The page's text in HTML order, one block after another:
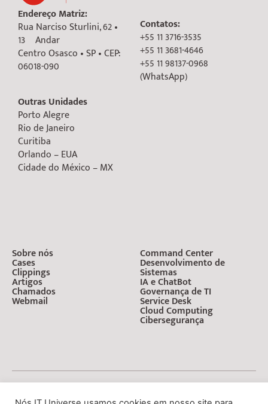
Endereço Matriz:
Rua Narciso Sturlini, 62 •
13º Andar
Centro Osasco • SP • CEP:
06018-090
Outras Unidades
Porto Alegre
Rio de Janeiro
Curitiba
Orlando – EUA
Cidade do México – MX
Contatos:
+55 11 3716-3535
+55 11 3681-4646
+55 11 98137-0968
(WhatsApp)
Sobre nós
Cases
Clippings
Artigos
Chamados
Webmail
Command Center
Desenvolvimento de
Sistemas
IA e ChatBot
Governança de TI
Service Desk
Cloud Computing
Cibersegurança
© IT Universe Tecnologia – 2010 –
Avisos Politica de